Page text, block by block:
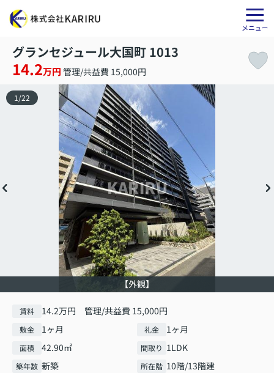
グランセジュール大国町 1013
14.2万円 管理/共益費 15,000円
【外観】
1 /22
賃料 14.2万円 管理/共益費 15,000円
敷金 1ヶ月 礼金 1ヶ月
面積 42.90㎡ 間取り 1LDK
築年数 新築 所在階 10階/13階建